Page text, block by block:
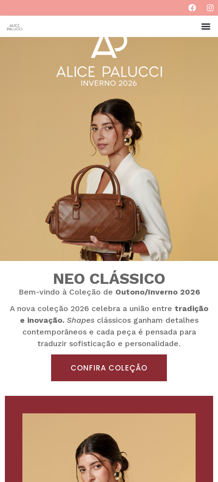
NEO CLÁSSICO
Bem-vindo à Coleção de Outono/Inverno 2026
A nova coleção 2026 celebra a união entre tradição
e inovação. Shapes clássicos ganham detalhes
contemporâneos e cada peça é pensada para
traduzir sofisticação e personalidade.
CONFIRA COLEÇÃO